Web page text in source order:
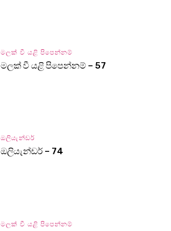
මලක් වී යළි පිපෙන්නම්
මලක් වී යළි පිපෙන්නම් – 57
ඔලියැන්ඩර්
ඔලියැන්ඩර් – 74
මලක් වී යළි පිපෙන්නම්